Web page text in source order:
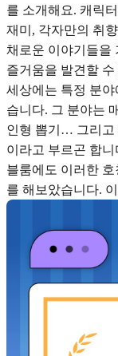
를 소개해요. 캐릭
재미, 각자만의 취
채로운 이야기들을
즐거움을 발견할
세상에는 특정 분
습니다. 그 분야는
인형 뽑기… 그리고
이라고 부르곤 합니
블룸에도 이러한
를 해보았습니다.